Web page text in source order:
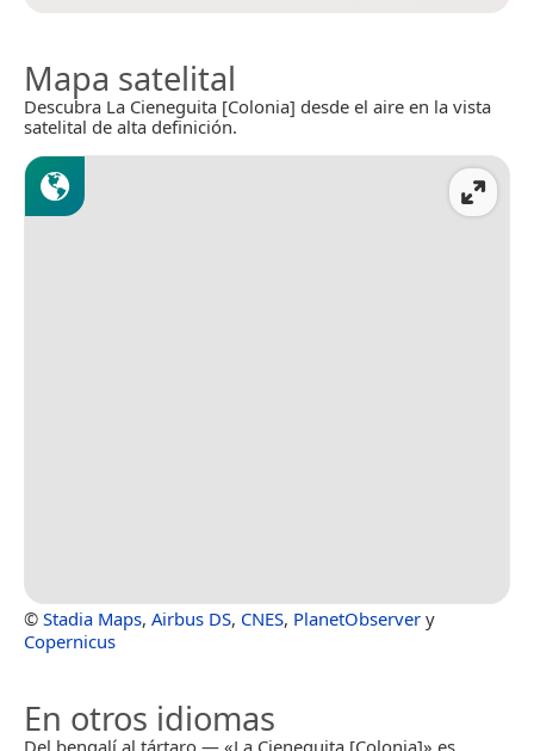
Mapa satelital
Descubra La Cieneguita [Colonia] desde el aire en la vista
satelital de alta definición.
© Stadia Maps, Airbus DS, CNES, PlanetObserver y
Copernicus
En otros idiomas